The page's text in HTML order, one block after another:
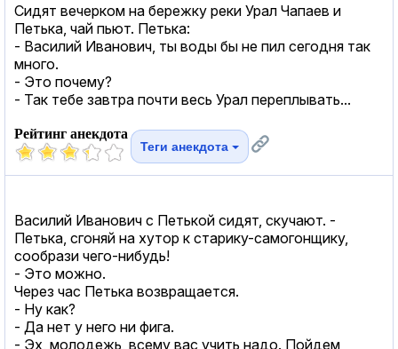
Сидят вечерком на бережку реки Урал Чапаев и
Петька, чай пьют. Петька:
- Василий Иванович, ты воды бы не пил сегодня так
много.
- Это почему?
- Так тебе завтра почти весь Урал переплывать...
Рейтинг анекдота
Теги анекдота
Василий Иванович с Петькой сидят, скучают. -
Петька, сгоняй на хутор к старику-самогонщику,
сообрази чего-нибудь!
- Это можно.
Через час Петька возвращается.
- Ну как?
- Да нет у него ни фига.
- Эх, молодежь, всему вас учить надо. Пойдем